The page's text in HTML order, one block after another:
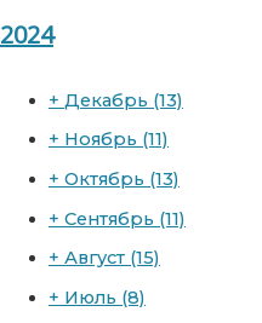
2024
+ Декабрь (13)
+ Ноябрь (11)
+ Октябрь (13)
+ Сентябрь (11)
+ Август (15)
+ Июль (8)